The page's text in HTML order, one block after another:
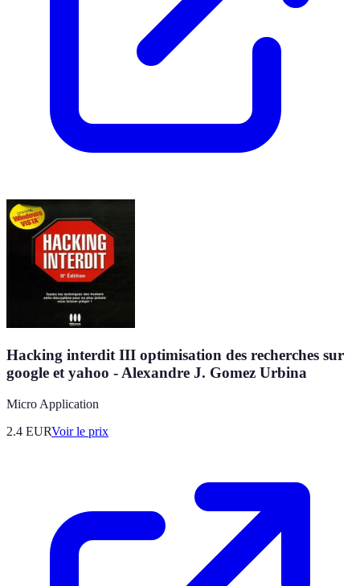
Hacking interdit III optimisation des recherches sur
google et yahoo - Alexandre J. Gomez Urbina
Micro Application
2.4 EURVoir le prix